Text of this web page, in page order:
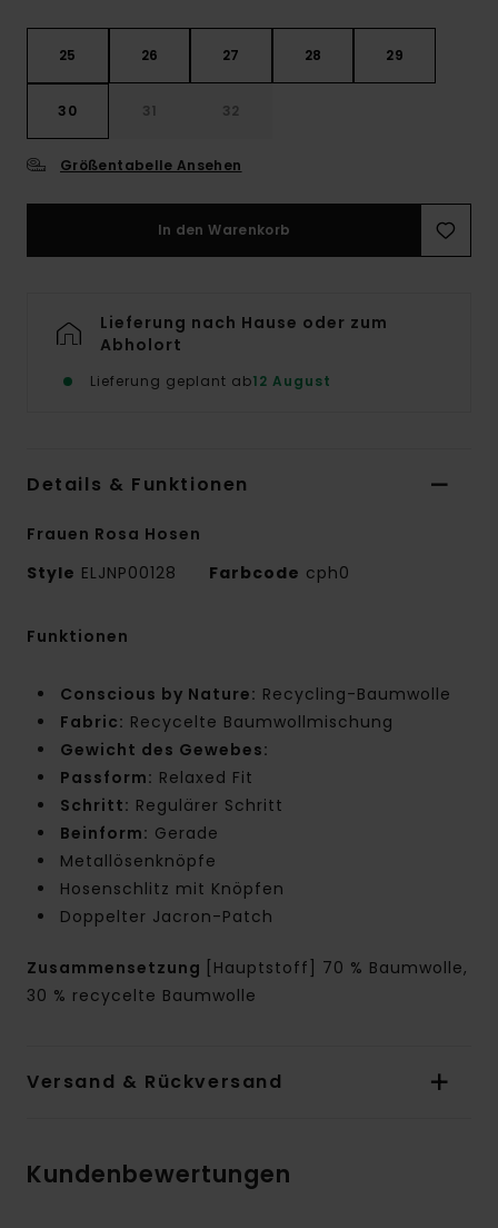
25 26 27 28 29
30 31 32
Größentabelle Ansehen
In den Warenkorb
Lieferung nach Hause oder zum
Abholort
Lieferung geplant ab12 August
Details & Funktionen
Frauen Rosa Hosen
Style ELJNP00128 Farbcode cph0
Funktionen
Conscious by Nature: Recycling-Baumwolle
Fabric: Recycelte Baumwollmischung
Gewicht des Gewebes:
Passform: Relaxed Fit
Schritt: Regulärer Schritt
Beinform: Gerade
Metallösenknöpfe
Hosenschlitz mit Knöpfen
Doppelter Jacron-Patch
Zusammensetzung
[Hauptstoff] 70 % Baumwolle,
30 % recycelte Baumwolle
Versand & Rückversand
Kundenbewertungen